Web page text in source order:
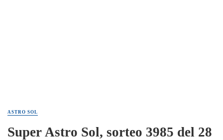
ASTRO SOL
Super Astro Sol, sorteo 3985 del 28